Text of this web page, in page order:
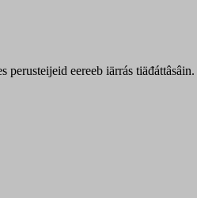
perusteijeid eereeb iärrás tiäđáttâsâin.